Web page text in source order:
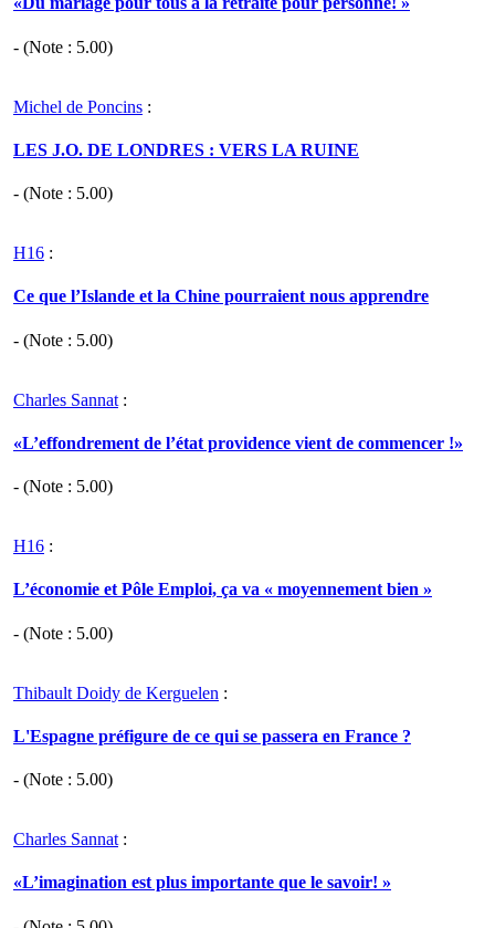
- (Note : 5.00)
Michel de Poncins :
LES J.O. DE LONDRES : VERS LA RUINE
- (Note : 5.00)
H16 :
Ce que l’Islande et la Chine pourraient nous apprendre
- (Note : 5.00)
Charles Sannat :
«L’effondrement de l’état providence vient de commencer !»
- (Note : 5.00)
H16 :
L’économie et Pôle Emploi, ça va « moyennement bien »
- (Note : 5.00)
Thibault Doidy de Kerguelen :
L'Espagne préfigure de ce qui se passera en France ?
- (Note : 5.00)
Charles Sannat :
«L’imagination est plus importante que le savoir! »